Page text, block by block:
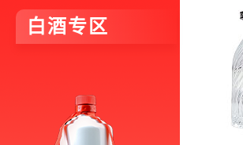
白酒专区